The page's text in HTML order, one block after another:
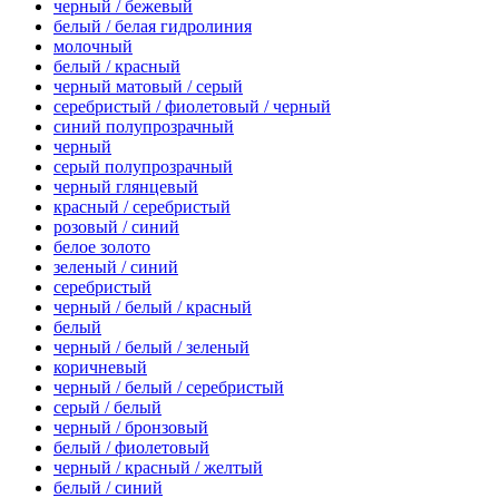
черный / бежевый
белый / белая гидролиния
молочный
белый / красный
черный матовый / серый
серебристый / фиолетовый / черный
синий полупрозрачный
черный
серый полупрозрачный
черный глянцевый
красный / серебристый
розовый / синий
белое золото
зеленый / синий
серебристый
черный / белый / красный
белый
черный / белый / зеленый
коричневый
черный / белый / серебристый
серый / белый
черный / бронзовый
белый / фиолетовый
черный / красный / желтый
белый / синий